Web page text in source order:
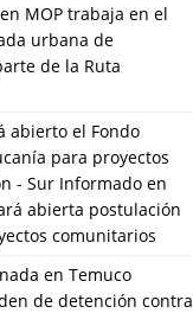
MOP trabaja en el
urbana de
de la Ruta
abierto el Fondo
para proyectos
- Sur Informadoen
abierta postulación
comunitarios
en Temuco
de detención contra